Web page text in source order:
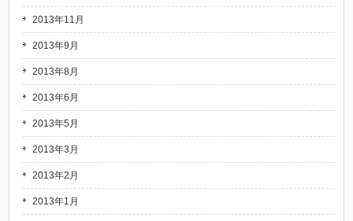
2013年11月
2013年9月
2013年8月
2013年6月
2013年5月
2013年3月
2013年2月
2013年1月